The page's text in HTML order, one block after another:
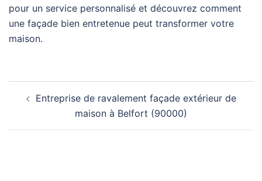
pour un service personnalisé et découvrez comment
une façade bien entretenue peut transformer votre
maison.
d’article
Entreprise de ravalement façade extérieur de
maison à Belfort (90000)